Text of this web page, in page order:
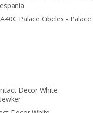
Palace Cibeles - Palace